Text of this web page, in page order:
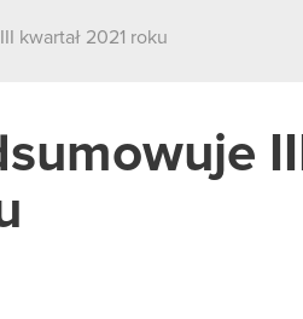
kwartał 2021 roku
III